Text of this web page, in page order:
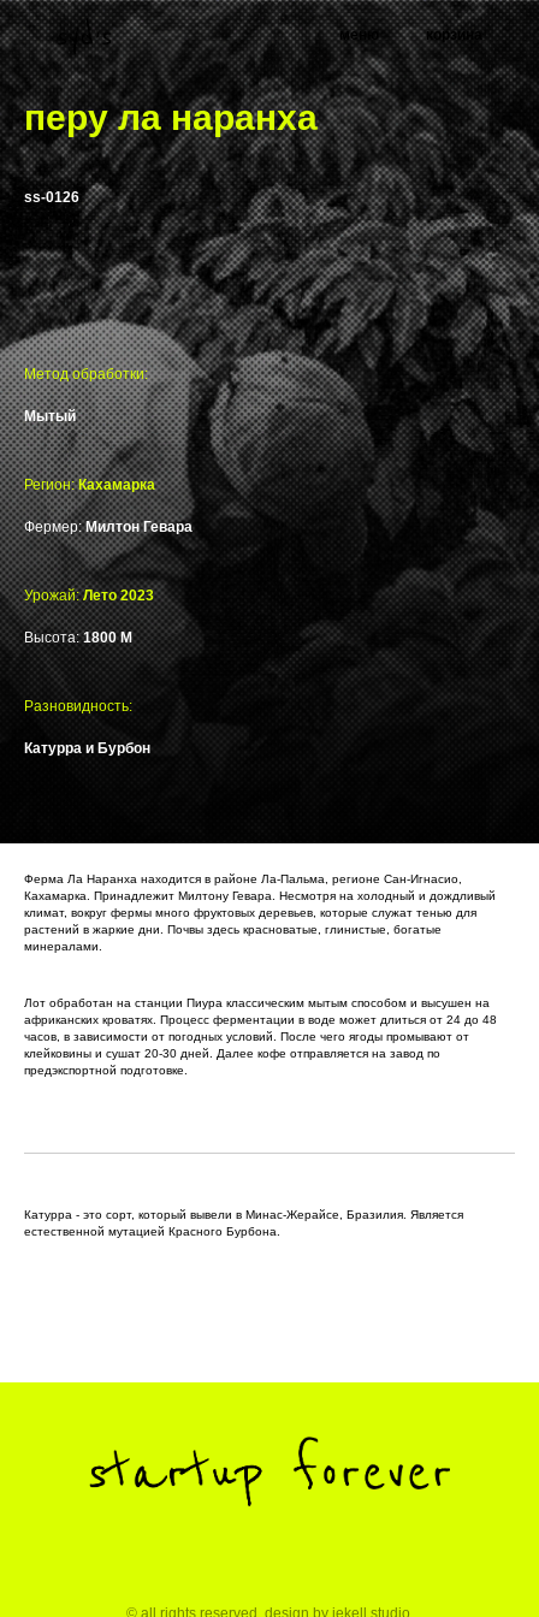
меню корзина
перу ла наранха
ss-0126
Метод обработки:
Мытый
Регион:Кахамарка
Фермер:Милтон Гевара
Урожай:Лето 2023
Высота:1800 M
Разновидность:
Катурра и Бурбон
Ферма Ла Наранха находится в районе Ла-Пальма, регионе Сан-Игнасио,
Кахамарка. Принадлежит Милтону Гевара. Несмотря на холодный и дождливый
климат, вокруг фермы много фруктовых деревьев, которые служат тенью для
растений в жаркие дни. Почвы здесь красноватые, глинистые, богатые
минералами.
Лот обработан на станции Пиура классическим мытым способом и высушен на
африканских кроватях. Процесс ферментации в воде может длиться от 24 до 48
часов, в зависимости от погодных условий. После чего ягоды промывают от
клейковины и сушат 20-30 дней. Далее кофе отправляется на завод по
предэкспортной подготовке.
Катурра - это сорт, который вывели в Минас-Жерайсе, Бразилия. Является
естественной мутацией Красного Бурбона.
© all rights reserved. design by jekell studio